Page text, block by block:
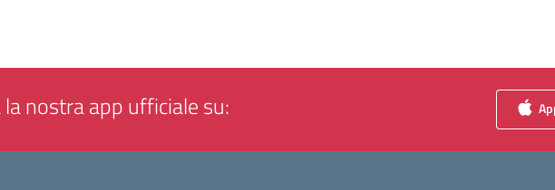
la nostra app ufficiale su: